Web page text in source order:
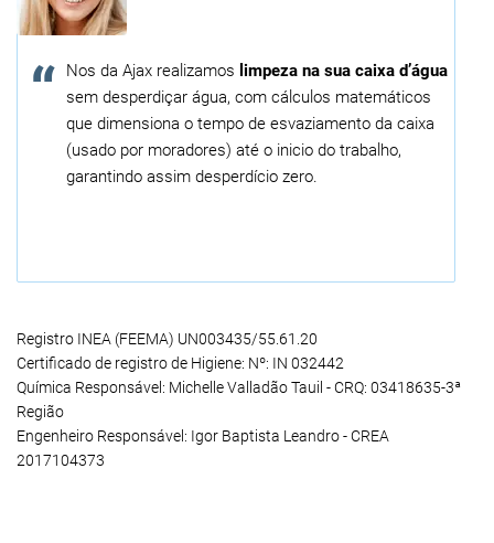
Nos da Ajax realizamos limpeza na sua caixa d’água
sem desperdiçar água, com cálculos matemáticos
que dimensiona o tempo de esvaziamento da caixa
(usado por moradores) até o inicio do trabalho,
garantindo assim desperdício zero.
Registro INEA (FEEMA) UN003435/55.61.20
Certificado de registro de Higiene: Nº: IN 032442
Química Responsável: Michelle Valladão Tauil - CRQ: 03418635-3ª
Região
Engenheiro Responsável: Igor Baptista Leandro - CREA
2017104373